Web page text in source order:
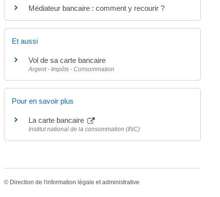
Médiateur bancaire : comment y recourir ?
Et aussi
Vol de sa carte bancaire
Argent - Impôts - Consommation
Pour en savoir plus
La carte bancaire
Institut national de la consommation (INC)
© Direction de l'information légale et administrative